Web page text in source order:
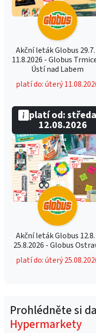
Akční leták Globus
11.8.2026 - Globus
Ústí nad Labem
platí do: úterý
Akční leták Globus
25.8.2026 - Globus
platí do: úterý
platí od: středa
12.08.2026
Prohlédněte si
Hypermarkety